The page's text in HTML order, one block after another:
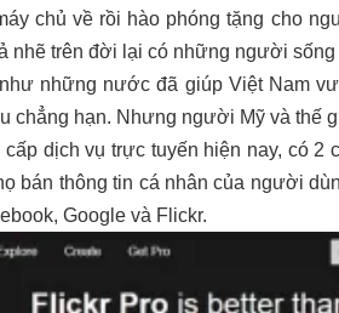
chủ về rồi hào phóng tặng cho
nhẽ trên đời lại có những người
những nước đã giúp Việt Nam
chẳng hạn. Nhưng người Mỹ và thế
dịch vụ trực tuyến hiện nay, có 2
bán thông tin cá nhân của người
Google và Flickr.